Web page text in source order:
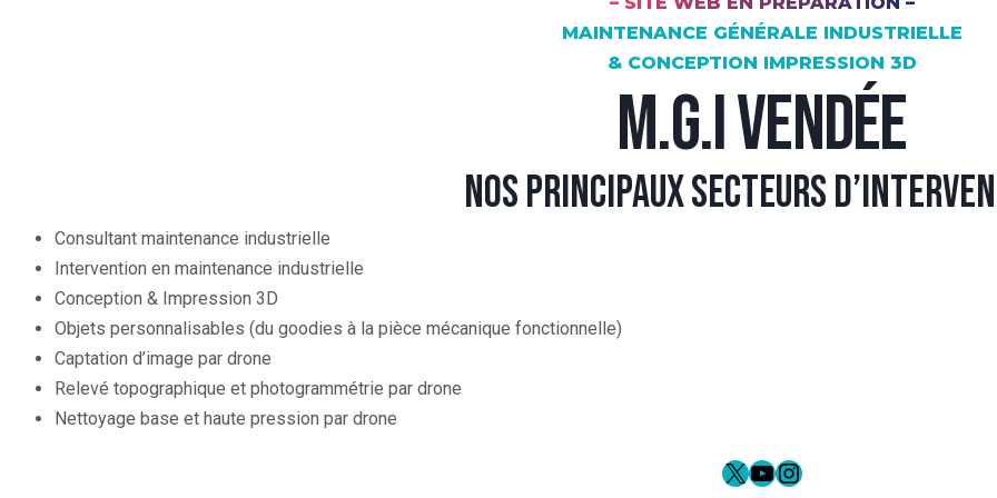
MAINTENANCE GÉNÉRALE INDUSTRIELLE
& CONCEPTION IMPRESSION 3D
M.G.I VENDÉE
NOS PRINCIPAUX SECTEURS
Consultant maintenance industrielle
Intervention en maintenance industrielle
Conception & Impression 3D
Objets personnalisables (du goodies à la pièce mécanique fonctionnelle)
Captation d’image par drone
Relevé topographique et photogrammétrie par drone
Nettoyage base et haute pression par drone
X YouTube
Instagram